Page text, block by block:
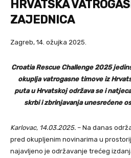
HRVATSKA
ZAJEDNICA
Zagreb, 14. ožujka 2025.
Croatia Rescue Challenge 2025
okuplja vatrogasne timove iz
puta u Hrvatskoj održava se i
skrbi i zbrinjavanja unesrećene
Karlovac, 14.03.2025. – Na danas
pred okupljenim novinarima u
najavljeno je održavanje trećeg